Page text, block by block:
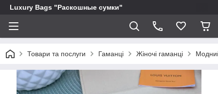
Luxury Bags "Раскошные сумки"
Товари та послуги Гаманці Жіночі гаманці